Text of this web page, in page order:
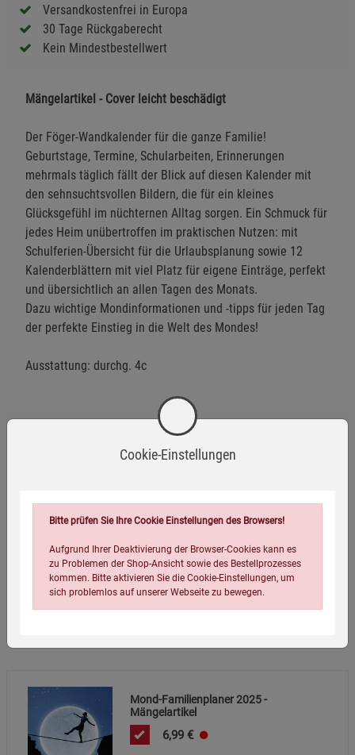
Versandkostenfrei in Europa
30 Tage Rückgaberecht
Kein Mindestbestellwert
Mängelartikel - Cover leicht beschädigt
Der Föger-Wandkalender für die ganze Familie!
Geburtstage, Termine, Schularbeiten, Erinnerungen
mehrmals täglich fällt der Blick auf diesen Kalender mit
den sehnsuchtsvollen Bildern, die für ein kleines
Glücksgefühl im nüchternen Alltag sorgen. Ein Schmuck für
jedes Heim unübertroffen im praktischen Nutzen: mit
Schulferien-Übersicht für die Urlaubsplanung sowie 12
Kalenderblättern mit viel Platz für eigene Einträge, perfekt
und übersichtlich an allen Tagen des Monats.
Dazu wichtige Mondinformationen und -tipps für jeden Tag
der perfekte Einstieg in die Welt des Mondes!
Ausstattung: durchg. 4c
Verpackungsgewicht:
251 Gramm
Verpackungsmaße (LxBxH):
50 22,6
Mond-Familienplaner 2025 -
Mängelartikel
6,99 €
Cookie-Einstellungen
Bitte prüfen Sie Ihre Cookie Einstellungen des Browsers!
Aufgrund Ihrer Deaktivierung der Browser-Cookies kann es
zu Problemen der Shop-Ansicht sowie des Bestellprozesses
kommen. Bitte aktivieren Sie die Cookie-Einstellungen, um
sich problemlos auf unserer Webseite zu bewegen.
Einstellungen speichern für die GruppeEinstellungen speichern für die Gruppe